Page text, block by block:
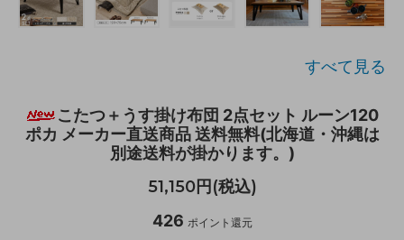
すべて見る
こたつ＋うす掛け布団 2点セット ルーン120
ポカ メーカー直送商品 送料無料(北海道・沖縄は
別途送料が掛かります。)
51,150円(税込)
426 ポイント還元